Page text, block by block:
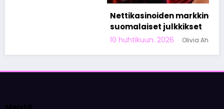
Nettikasinoiden markkinoinnista tunnetut
suomalaiset julkkikset
Olivia Aho